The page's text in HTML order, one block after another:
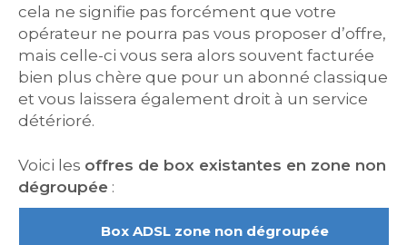
cela ne signifie pas forcément que votre
opérateur ne pourra pas vous proposer d’offre,
mais celle-ci vous sera alors souvent facturée
bien plus chère que pour un abonné classique
et vous laissera également droit à un service
détérioré.
Voici les offres de box existantes en zone non
dégroupée :
Box ADSL zone non dégroupée